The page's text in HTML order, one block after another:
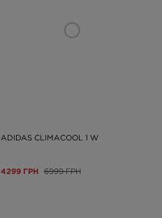
ADIDAS CLIMACOOL 1 W
4299 ГРН 6999 ГРН